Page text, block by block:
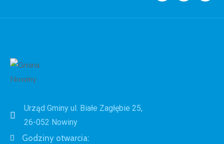
Urząd Gminy ul. Białe Zagłębie 25,
26-052 Nowiny
Godziny otwarcia: